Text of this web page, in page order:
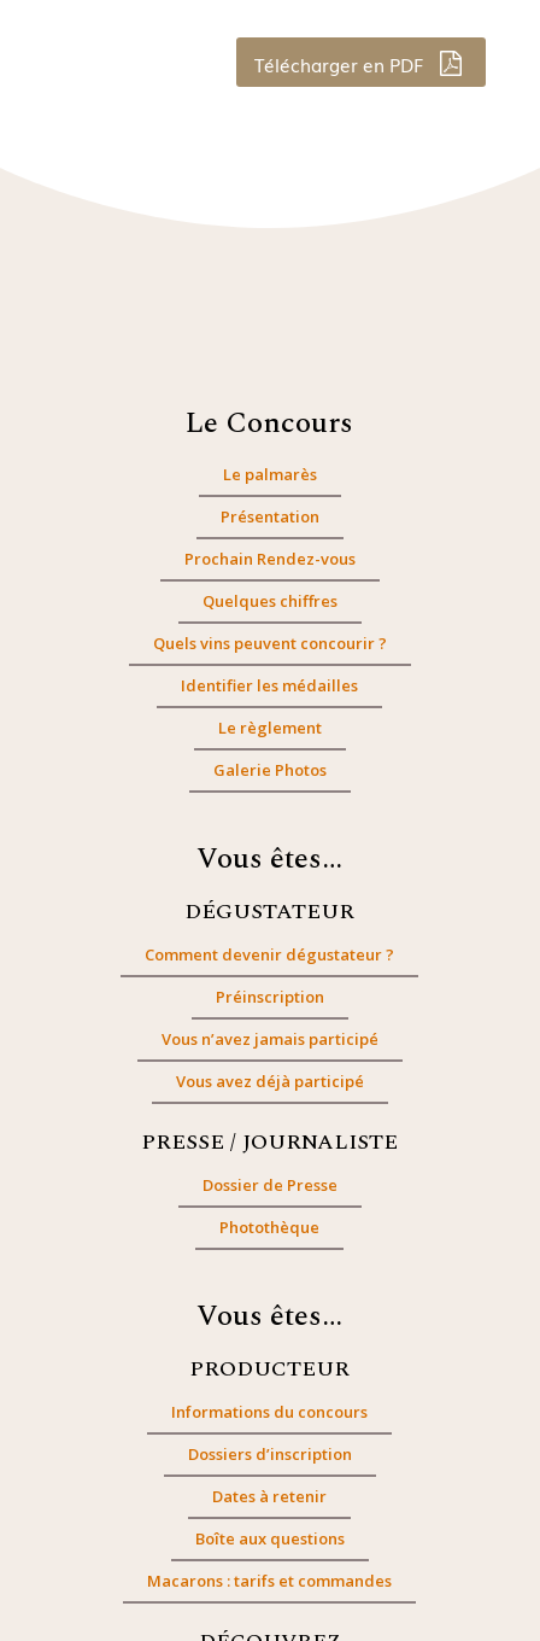
Télécharger en PDF
Le Concours
Le palmarès
Présentation
Prochain Rendez-vous
Quelques chiffres
Quels vins peuvent concourir ?
Identifier les médailles
Le règlement
Galerie Photos
Vous êtes…
DÉGUSTATEUR
Comment devenir dégustateur ?
Préinscription
Vous n’avez jamais participé
Vous avez déjà participé
PRESSE / JOURNALISTE
Dossier de Presse
Photothèque
Vous êtes…
PRODUCTEUR
Informations du concours
Dossiers d’inscription
Dates à retenir
Boîte aux questions
Macarons : tarifs et commandes